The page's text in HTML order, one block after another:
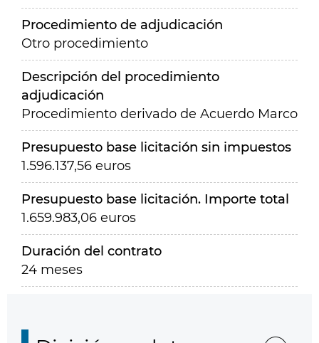
Procedimiento de adjudicación
Otro procedimiento
Descripción del procedimiento
adjudicación
Procedimiento derivado de Acuerdo Marco
Presupuesto base licitación sin impuestos
1.596.137,56 euros
Presupuesto base licitación. Importe total
1.659.983,06 euros
Duración del contrato
24 meses